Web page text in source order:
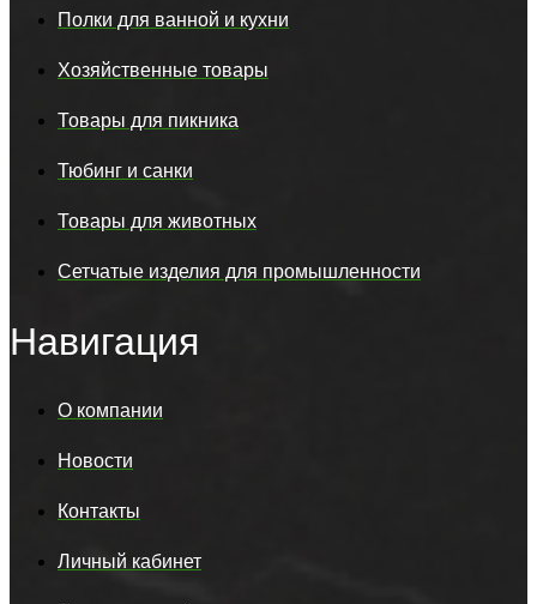
Полки для ванной и кухни
Хозяйственные товары
Товары для пикника
Тюбинг и санки
Товары для животных
Сетчатые изделия для промышленности
Навигация
О компании
Новости
Контакты
Личный кабинет